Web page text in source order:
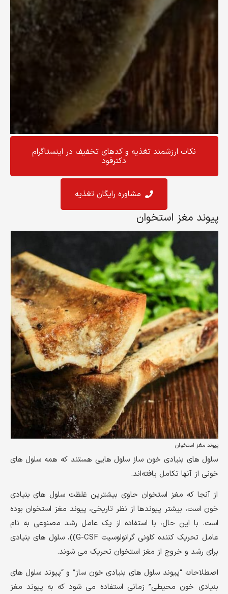
نکات ارزشمند تغذیه و کد‌های تخفیف در اینستاگرام
دکترفود
مشاوره رایگان تغذیه
پیوند مغز استخوان
پیوند مغز استخوان
سلول های بنیادی خون ساز سلول هایی هستند که همه سلول های
خونی از آنها تکامل یافته‌اند.
از آنجا که مغز استخوان حاوی بیشترین غلظت سلول های بنیادی
خون است، بیشتر پیوندها از نظر تاریخی، پیوند مغز استخوان بوده
است. با این حال، با استفاده از یک عامل رشد مصنوعی به نام
عامل تحریک کننده کلونی گرانولوسیت G-CSF))، سلول های بنیادی
برای رشد و خروج از مغز استخوان تحریک می شوند.
اصطلاحات “پیوند سلول های بنیادی خون ساز” و “پیوند سلول های
بنیادی خون محیطی” زمانی استفاده می شود که به پیوند مغز